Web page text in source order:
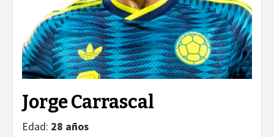
Jorge Carrascal
Edad: 28 años